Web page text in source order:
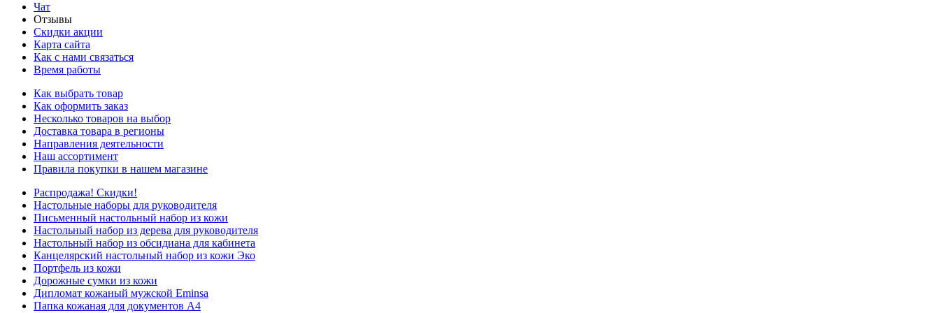
Чат
Отзывы
Скидки акции
Карта сайта
Как с нами связаться
Время работы
Как выбрать товар
Как оформить заказ
Несколько товаров на выбор
Доставка товара в регионы
Направления деятельности
Наш ассортимент
Правила покупки в нашем магазине
Распродажа! Скидки!
Настольные наборы для руководителя
Письменный настольный набор из кожи
Настольный набор из дерева для руководителя
Настольный набор из обсидиана для кабинета
Канцелярский настольный набор из кожи Эко
Портфель из кожи
Дорожные сумки из кожи
Дипломат кожаный мужской Eminsa
Папка кожаная для документов А4